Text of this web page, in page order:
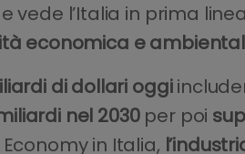
vede l’Italia in prima
economica e
di dollari oggi
nel 2030per poi
in Italia,